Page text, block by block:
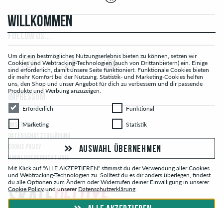
UNSERE AGB
DATENSCHUTZERKLÄRUNG
HINWEISGEBERRICHTLINIE
WILLKOMMEN
Um dir ein bestmögliches Nutzungserlebnis bieten zu können, setzen wir
Cookies und Webtracking-Technologien (auch von Drittanbietern) ein. Einige
sind erforderlich, damit unsere Seite funktioniert. Funktionale Cookies bieten
dir mehr Komfort bei der Nutzung. Statistik- und Marketing-Cookies helfen
uns, den Shop und unser Angebot für dich zu verbessern und dir passende
Produkte und Werbung anzuzeigen.
Erforderlich
Erforderlich FunktionalFunktional
MarketingMarketing StatistikStatistik
AUSWAHL ÜBERNEHMEN
Mit Klick auf "ALLE AKZEPTIEREN" stimmst du der Verwendung aller Cookies
und Webtracking-Technologien zu. Solltest du es dir anders überlegen, findest
du alle Optionen zum Ändern oder Widerrufen deiner Einwilligung in unserer
Cookie Policy und unserer Datenschutzerklärung.